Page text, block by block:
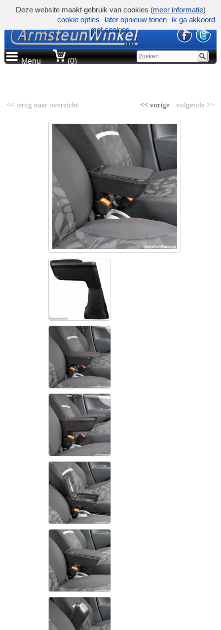
Menu (0)
<< terug naar overzicht volgende >>
<< vorige
Deze website maakt gebruik van cookies (meer informatie)
cookie opties
later opnieuw tonen
ik ga akkoord
met cookies